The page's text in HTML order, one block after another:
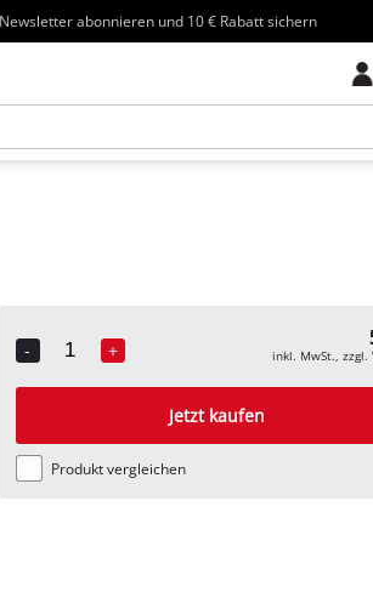
Newsletter abonnieren und 10 € Rabatt sichern
-
Quantity
+ inkl. MwSt., zzgl.
Jetzt kaufen
Produkt vergleichen